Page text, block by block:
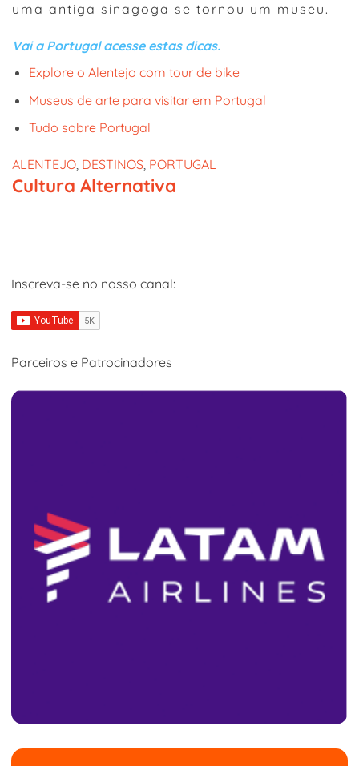
uma antiga sinagoga se tornou um museu.
Vai a Portugal acesse estas dicas.
Explore o Alentejo com tour de bike
Museus de arte para visitar em Portugal
Tudo sobre Portugal
ALENTEJO, DESTINOS, PORTUGAL
Cultura Alternativa
Inscreva-se no nosso canal:
Parceiros e Patrocinadores